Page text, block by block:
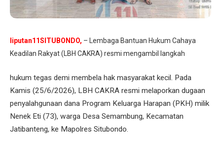
liputan11SITUBONDO, – Lembaga Bantuan Hukum Cahaya
Keadilan Rakyat (LBH CAKRA) resmi mengambil langkah
hukum tegas demi membela hak masyarakat kecil. Pada
Kamis (25/6/2026), LBH CAKRA resmi melaporkan dugaan
penyalahgunaan dana Program Keluarga Harapan (PKH) milik
Nenek Eti (73), warga Desa Semambung, Kecamatan
Jatibanteng, ke Mapolres Situbondo.